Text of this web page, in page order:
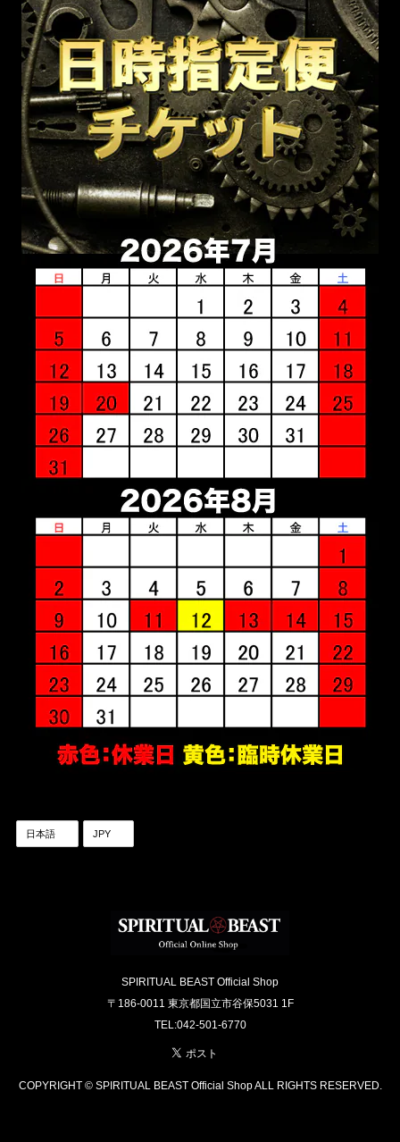
SPIRITUAL BEAST Official Shop
〒186-0011 東京都国立市谷保5031 1F
TEL:042-501-6770
COPYRIGHT © SPIRITUAL BEAST Official Shop ALL RIGHTS RESERVED.